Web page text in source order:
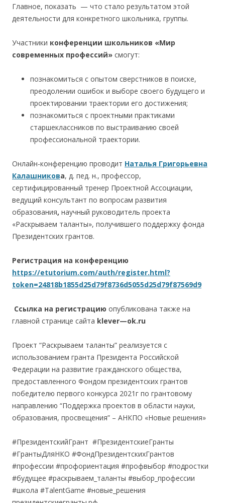
Главное, показать — что стало результатом этой
деятельности для конкретного школьника, группы.
Участники конференции школьников «Мир
современных профессий» смогут:
познакомиться с опытом сверстников в поиске,
преодолении ошибок и выборе своего будущего и
проектировании траектории его достижения;
познакомиться с проектными практиками
старшеклассников по выстраиванию своей
профессиональной траектории.
Онлайн-конференцию проводит Наталья Григорьевна
Калашникова, д. пед. н., профессор,
сертифицированный тренер Проектной Ассоциации,
ведущий консультант по вопросам развития
образования, научный руководитель проекта
«Раскрываем таланты», получившего поддержку фонда
Президентских грантов.
Регистрация на конференцию
https://etutorium.com/auth/register.html?
token=24818b1855d25d79f8736d5055d25d79f87569d9
Ссылка на регистрацию опубликована также на
главной странице сайта klever—ok.ru
Проект “Раскрываем таланты” реализуется с
использованием гранта Президента Российской
Федерации на развитие гражданского общества,
предоставленного Фондом президентских грантов
победителю первого конкурса 2021г по грантовому
направлению “Поддержка проектов в области науки,
образования, просвещения” – АНКПО «Новые решения»
#ПрезидентскийГрант #ПрезидентскиеГранты
#ГрантыДляНКО #ФондПрезидентскихГрантов
#профессии #профориентация #профвыбор #подростки
#будущее #раскрываем_таланты #выбор_профессии
#школа #TalentGame #новые_решения